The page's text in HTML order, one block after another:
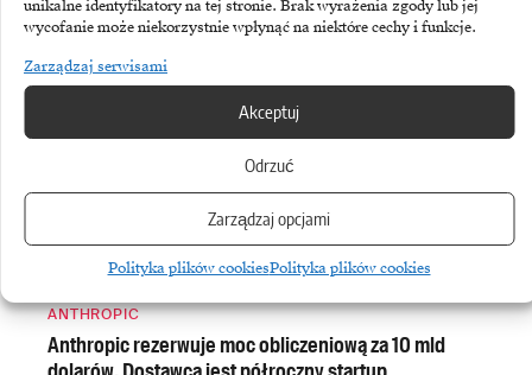
unikalne identyfikatory na tej stronie. Brak wyrażenia zgody lub jej
wycofanie może niekorzystnie wpłynąć na niektóre cechy i funkcje.
Zarządzaj serwisami
Akceptuj
Odrzuć
Zarządzaj opcjami
Polityka plików cookiesPolityka plików cookies
i sprzedaży ERP
ANTHROPIC
Anthropic rezerwuje moc obliczeniową za 10 mld